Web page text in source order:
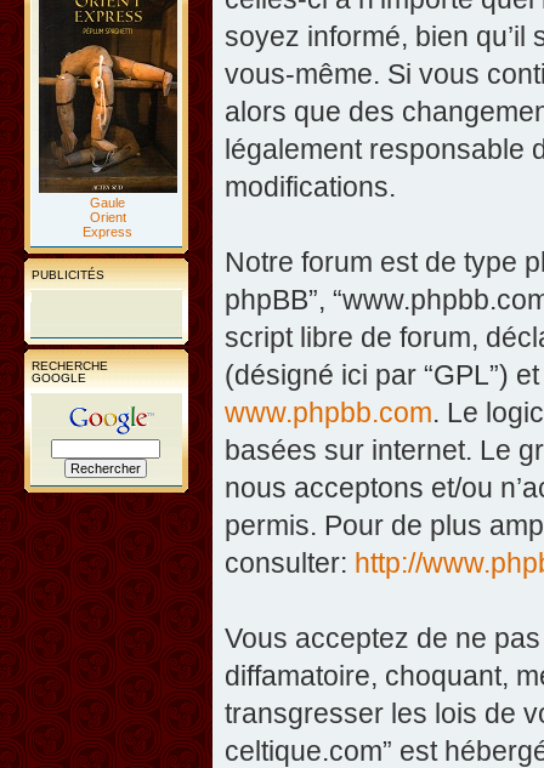
Gaule
Orient
Express
PUBLICITÉS
RECHERCHE
GOOGLE
soyez informé, bien
vous-même. Si vous
alors que des
légalement responsable
modifications.
Notre forum est de type
phpBB”,
script libre de forum,
(désigné ici par “GPL”)
www.phpbb.com. Le
basées sur internet. Le
nous acceptons et/ou
permis. Pour de plus
consulter: http://
Vous acceptez de ne
diffamatoire, choquant,
transgresser les lois de
celtique.com” est